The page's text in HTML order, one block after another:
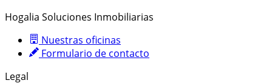
Hogalia Soluciones Inmobiliarias
Nuestras oficinas
Formulario de contacto
Legal